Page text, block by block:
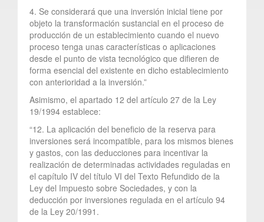
4. Se considerará que una inversión inicial tiene por
objeto la transformación sustancial en el proceso de
producción de un establecimiento cuando el nuevo
proceso tenga unas características o aplicaciones
desde el punto de vista tecnológico que difieren de
forma esencial del existente en dicho establecimiento
con anterioridad a la inversión.”
Asimismo, el apartado 12 del artículo 27 de la Ley
19/1994 establece:
“12. La aplicación del beneficio de la reserva para
inversiones será incompatible, para los mismos bienes
y gastos, con las deducciones para incentivar la
realización de determinadas actividades reguladas en
el capítulo IV del título VI del Texto Refundido de la
Ley del Impuesto sobre Sociedades, y con la
deducción por inversiones regulada en el artículo 94
de la Ley 20/1991.